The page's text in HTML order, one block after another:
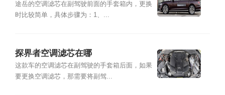
途岳的空调滤芯在副驾驶前面的手套箱内，更换
时比较简单，具体步骤为：1、...
探界者空调滤芯在哪
这款车的空调滤芯在副驾驶的手套箱后面，如果
要更换空调滤芯，那需要将副驾...